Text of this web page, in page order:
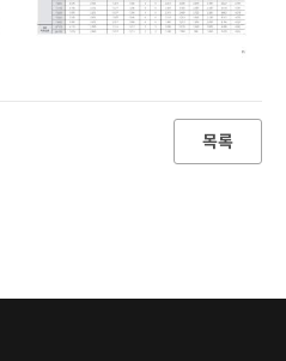
목록